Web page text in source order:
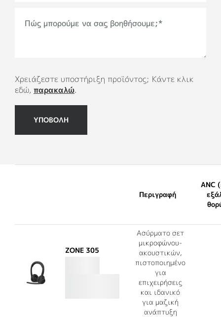
Πώς μπορούμε να σας βοηθήσουμε;*
Χρειάζεστε υποστήριξη προϊόντος; Κάντε κλικ
εδώ, παρακαλώ.
ΥΠΟΒΟΛΗ
Περιγραφή
ANC
ZONE 305
Ασύρματο σετ
μικροφώνου-
ακουστικών,
πιστοποιημένο
για
επιχειρήσεις
και ιδανικό
για μαζική
ανάπτυξη